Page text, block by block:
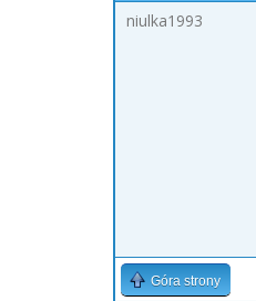
niulka1993
Góra strony